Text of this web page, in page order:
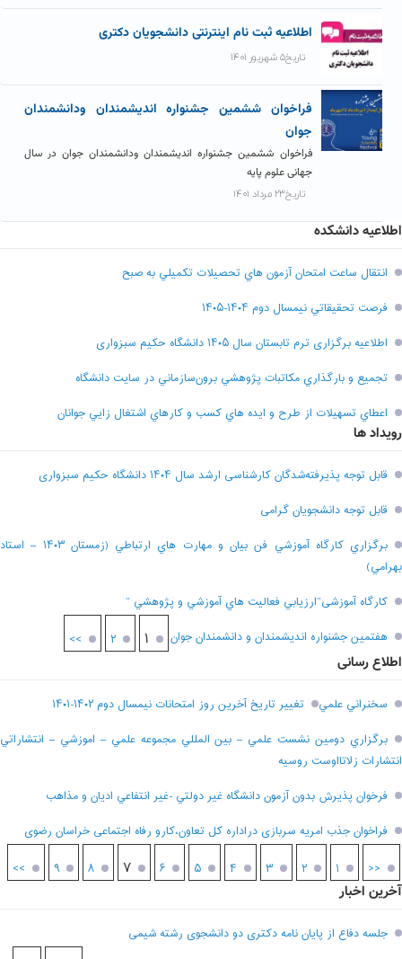
اطلاعیه ثبت نام اینترنتی دانشجویان دکتری
تاریخ۵ شهریور ۱۴۰۱
فراخوان ششمین جشنواره اندیشمندان ودانشمندان
جوان
فراخوان ششمین جشنواره اندیشمندان ودانشمندان جوان در سال
جهانی علوم پایه
تاریخ۲۳ مرداد ۱۴۰۱
اطلاعیه دانشکده
انتقال ساعت امتحان آزمون هاي تحصيلات تکميلي به صبح
فرصت تحقيقاتي نیمسال دوم ۱۴۰۴-۱۴۰۵
اطلاعیه برگزاری ترم تابستان سال ۱۴۰۵ دانشگاه حکیم سبزواری
تجميع و بارگذاري مکاتبات پژوهشي برون‌سازماني در سايت دانشگاه
اعطاي تسهيلات از طرح و ايده هاي کسب و کارهاي اشتغال زايي جوانان
رویداد ها
قابل توجه پذیرفته‌شدگان کارشناسی ارشد سال ۱۴۰۴ دانشگاه حکیم سبزواری
قابل توجه دانشجویان گرامی
برگزاري کارگاه آموزشي فن بيان و مهارت هاي ارتباطي (زمستان ۱۴۰۳ – استاد
بهرامي)
کارگاه آموزشی”ارزيابي فعاليت هاي آموزشي و پژوهشي “
هفتمين جشنواره انديشمندان و دانشمندان جوان
۱ ۲ >>
اطلاع رسانی
سخنراني علمي
تغيير تاريخ آخرين روز امتحانات نيمسال دوم ۱۴۰۲-۱۴۰۱
برگزاري دومين نشست علمي – بين المللي مجموعه علمي – اموزشي – انتشاراتي
انتشارات زلاتااوست روسيه
فرخوان پذيرش بدون آزمون دانشگاه غير دولتي -غير انتفاعي اديان و مذاهب
فراخوان جذب امریه سربازی دراداره کل تعاون،کارو رفاه اجتماعی خراسان رضوی
<< ۱ ۲ ۳ ۴ ۵ ۶ ۷ ۸ ۹ >>
آخرین اخبار
جلسه دفاع از پایان نامه دکتری دو دانشجوی رشته شیمی